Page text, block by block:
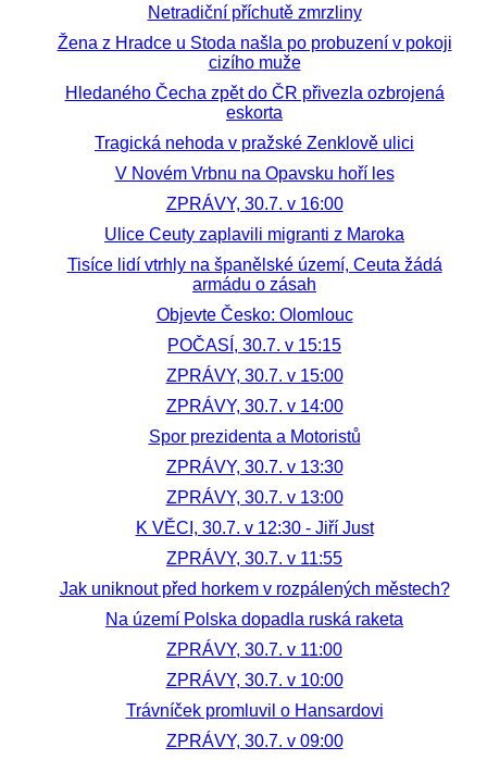
Netradiční příchutě zmrzliny
Žena z Hradce u Stoda našla po probuzení v pokoji
cizího muže
Hledaného Čecha zpět do ČR přivezla ozbrojená
eskorta
Tragická nehoda v pražské Zenklově ulici
V Novém Vrbnu na Opavsku hoří les
ZPRÁVY, 30.7. v 16:00
Ulice Ceuty zaplavili migranti z Maroka
Tisíce lidí vtrhly na španělské území, Ceuta žádá
armádu o zásah
Objevte Česko: Olomlouc
POČASÍ, 30.7. v 15:15
ZPRÁVY, 30.7. v 15:00
ZPRÁVY, 30.7. v 14:00
Spor prezidenta a Motoristů
ZPRÁVY, 30.7. v 13:30
ZPRÁVY, 30.7. v 13:00
K VĚCI, 30.7. v 12:30 - Jiří Just
ZPRÁVY, 30.7. v 11:55
Jak uniknout před horkem v rozpálených městech?
Na území Polska dopadla ruská raketa
ZPRÁVY, 30.7. v 11:00
ZPRÁVY, 30.7. v 10:00
Trávníček promluvil o Hansardovi
ZPRÁVY, 30.7. v 09:00